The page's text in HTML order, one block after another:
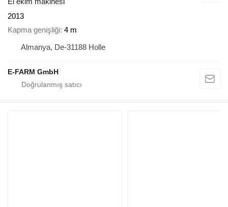
2013
Kapma genişliği 4 m
Almanya, De-31188 Holle
E-FARM GmbH